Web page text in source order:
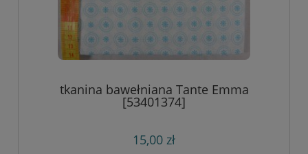
tkanina bawełniana Tante Emma
[53401374]
15,00 zł